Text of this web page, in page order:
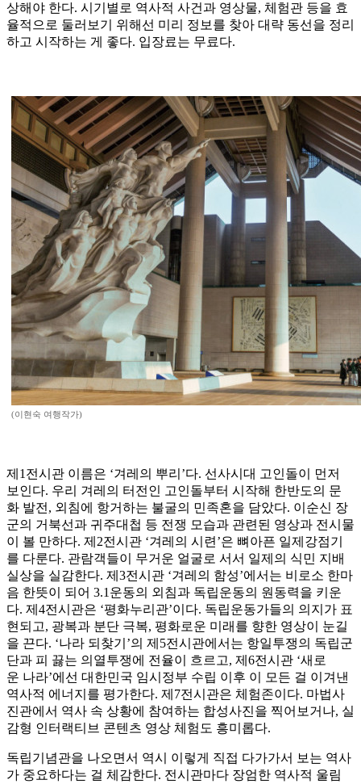
상해야 한다. 시기별로 역사적 사건과 영상물, 체험관 등을 효
율적으로 둘러보기 위해선 미리 정보를 찾아 대략 동선을 정리
하고 시작하는 게 좋다. 입장료는 무료다.
(이현숙 여행작가)
제1전시관 이름은 ‘겨레의 뿌리’다. 선사시대 고인돌이 먼저
보인다. 우리 겨레의 터전인 고인돌부터 시작해 한반도의 문
화 발전, 외침에 항거하는 불굴의 민족혼을 담았다. 이순신 장
군의 거북선과 귀주대첩 등 전쟁 모습과 관련된 영상과 전시물
이 볼 만하다. 제2전시관 ‘겨레의 시련’은 뼈아픈 일제강점기
를 다룬다. 관람객들이 무거운 얼굴로 서서 일제의 식민 지배
실상을 실감한다. 제3전시관 ‘겨레의 함성’에서는 비로소 한마
음 한뜻이 되어 3.1운동의 외침과 독립운동의 원동력을 키운
다. 제4전시관은 ‘평화누리관’이다. 독립운동가들의 의지가 표
현되고, 광복과 분단 극복, 평화로운 미래를 향한 영상이 눈길
을 끈다. ‘나라 되찾기’의 제5전시관에서는 항일투쟁의 독립군
단과 피 끓는 의열투쟁에 전율이 흐르고, 제6전시관 ‘새로
운 나라’에선 대한민국 임시정부 수립 이후 이 모든 걸 이겨낸
역사적 에너지를 평가한다. 제7전시관은 체험존이다. 마법사
진관에서 역사 속 상황에 참여하는 합성사진을 찍어보거나, 실
감형 인터랙티브 콘텐츠 영상 체험도 흥미롭다.
독립기념관을 나오면서 역시 이렇게 직접 다가가서 보는 역사
가 중요하다는 걸 체감한다. 전시관마다 장엄한 역사적 울림